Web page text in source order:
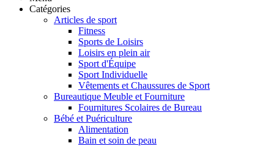
Catégories
Articles de sport
Fitness
Sports de Loisirs
Loisirs en plein air
Sport d'Équipe
Sport Individuelle
Vêtements et Chaussures de Sport
Bureautique Meuble et Fourniture
Fournitures Scolaires de Bureau
Bébé et Puériculture
Alimentation
Bain et soin de peau